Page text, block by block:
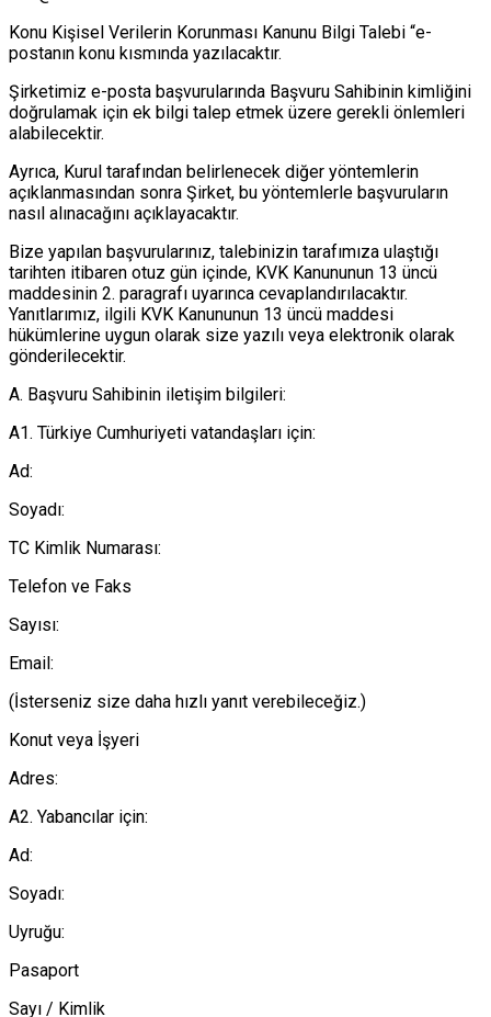
Konu Kişisel Verilerin Korunması Kanunu Bilgi Talebi “e-
postanın konu kısmında yazılacaktır.
Şirketimiz e-posta başvurularında Başvuru Sahibinin kimliğini
doğrulamak için ek bilgi talep etmek üzere gerekli önlemleri
alabilecektir.
Ayrıca, Kurul tarafından belirlenecek diğer yöntemlerin
açıklanmasından sonra Şirket, bu yöntemlerle başvuruların
nasıl alınacağını açıklayacaktır.
Bize yapılan başvurularınız, talebinizin tarafımıza ulaştığı
tarihten itibaren otuz gün içinde, KVK Kanununun 13 üncü
maddesinin 2. paragrafı uyarınca cevaplandırılacaktır.
Yanıtlarımız, ilgili KVK Kanununun 13 üncü maddesi
hükümlerine uygun olarak size yazılı veya elektronik olarak
gönderilecektir.
A. Başvuru Sahibinin iletişim bilgileri:
A1. Türkiye Cumhuriyeti vatandaşları için:
Ad:
Soyadı:
TC Kimlik Numarası:
Telefon ve Faks
Sayısı:
Email:
(İsterseniz size daha hızlı yanıt verebileceğiz.)
Konut veya İşyeri
Adres:
A2. Yabancılar için:
Ad:
Soyadı:
Uyruğu:
Pasaport
Sayı / Kimlik